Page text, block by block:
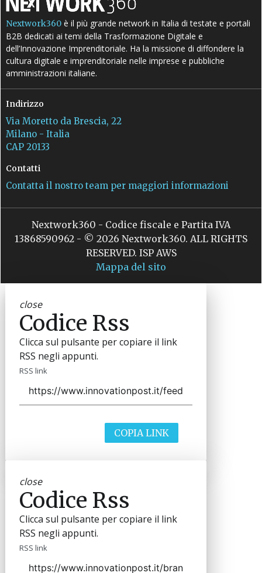
Nextwork360 è il più grande network in Italia di testate e portali
B2B dedicati ai temi della Trasformazione Digitale e
dell’Innovazione Imprenditoriale. Ha la missione di diffondere la
cultura digitale e imprenditoriale nelle imprese e pubbliche
amministrazioni italiane.
Indirizzo
Via Moretto da Brescia, 22
Milano - Italia
CAP 20133
Contatti
Contatta il nostro team per maggiori informazioni
Nextwork360 - Codice fiscale e Partita IVA
13868590962 - © 2026 Nextwork360. ALL RIGHTS
RESERVED. ISP AWS
Mappa del sito
close
Codice Rss
Clicca sul pulsante per copiare il link
RSS negli appunti.
RSS link
COPIA LINK
close
Codice Rss
Clicca sul pulsante per copiare il link
RSS negli appunti.
RSS link